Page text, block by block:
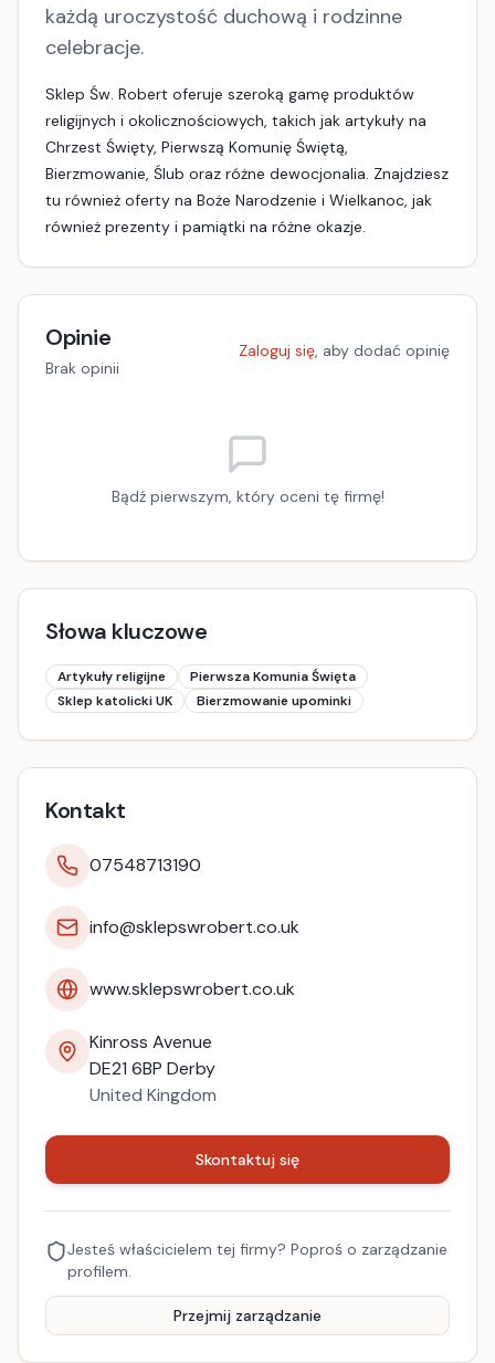
każdą uroczystość duchową i rodzinne
celebracje.
Sklep Św. Robert oferuje szeroką gamę produktów
religijnych i okolicznościowych, takich jak artykuły na
Chrzest Święty, Pierwszą Komunię Świętą,
Bierzmowanie, Ślub oraz różne dewocjonalia. Znajdziesz
tu również oferty na Boże Narodzenie i Wielkanoc, jak
również prezenty i pamiątki na różne okazje.
Opinie
Brak opinii
Zaloguj się, aby dodać opinię
Bądź pierwszym, który oceni tę firmę!
Słowa kluczowe
Artykuły religijne
Pierwsza Komunia Święta
Sklep katolicki UK
Bierzmowanie upominki
Kontakt
07548713190
info@sklepswrobert.co.uk
www.sklepswrobert.co.uk
Kinross Avenue
DE21 6BP Derby
United Kingdom
Skontaktuj się
Jesteś właścicielem tej firmy? Poproś o zarządzanie
profilem.
Przejmij zarządzanie